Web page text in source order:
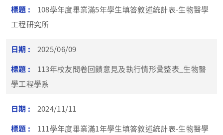
108學年度畢業滿5年學生填答敘述統計表-生物醫學
工程研究所
2025/06/09
113年校友問卷回饋意見及執行情形彚整表_生物醫
學工程學系
2024/11/11
111學年度畢業滿1年學生填答敘述統計表-生物醫學